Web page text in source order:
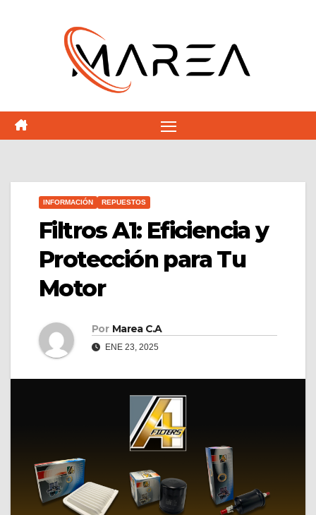
INFORMACIÓN REPUESTOS
Filtros A1: Eficiencia y
Protección para Tu
Motor
Por Marea C.A
ENE 23, 2025